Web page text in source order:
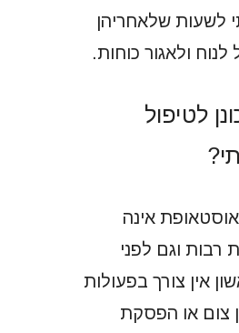
לשעות שלאחריהן
לנוח ולאגור כוחות.
לטיפול
אינה
רבות וגם לפני
אין צורך בפעולות
צום או הפסקת